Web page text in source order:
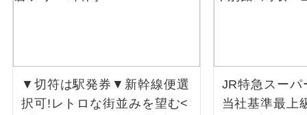
▼切符は駅発券▼新幹線便選
択可!レトロな街並みを望む<
JR特急スーパ
当社基準最上